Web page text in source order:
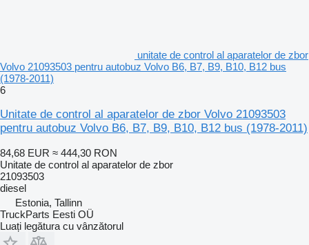
unitate de control al aparatelor de zbor
Volvo 21093503 pentru autobuz Volvo B6, B7, B9, B10, B12 bus
(1978-2011)
6
Unitate de control al aparatelor de zbor Volvo 21093503
pentru autobuz Volvo B6, B7, B9, B10, B12 bus (1978-2011)
84,68 EUR ≈ 444,30 RON
Unitate de control al aparatelor de zbor
21093503
diesel
Estonia, Tallinn
TruckParts Eesti OÜ
Luați legătura cu vânzătorul